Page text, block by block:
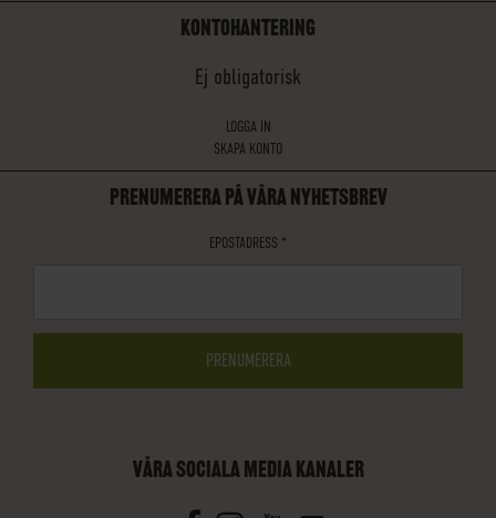
KONTOHANTERING
Ej obligatorisk
LOGGA IN
SKAPA KONTO
PRENUMERERA PÅ VÅRA NYHETSBREV
EPOSTADRESS *
VÅRA SOCIALA MEDIA KANALER